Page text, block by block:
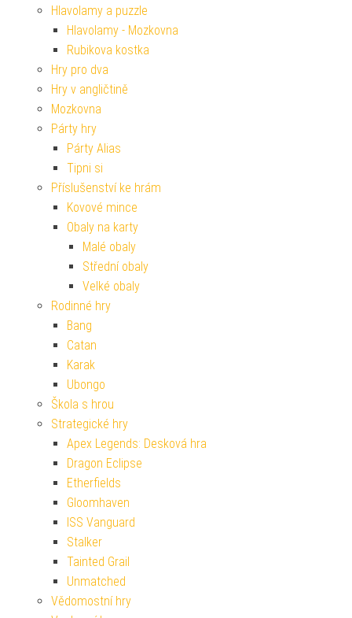
Hlavolamy a puzzle
Hlavolamy - Mozkovna
Rubikova kostka
Hry pro dva
Hry v angličtině
Mozkovna
Párty hry
Párty Alias
Tipni si
Příslušenství ke hrám
Kovové mince
Obaly na karty
Malé obaly
Střední obaly
Velké obaly
Rodinné hry
Bang
Catan
Karak
Ubongo
Škola s hrou
Strategické hry
Apex Legends: Desková hra
Dragon Eclipse
Etherfields
Gloomhaven
ISS Vanguard
Stalker
Tainted Grail
Unmatched
Vědomostní hry